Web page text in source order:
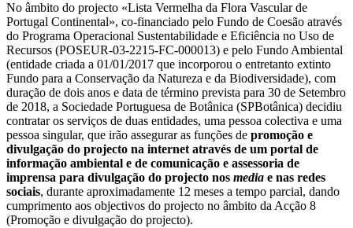
No âmbito do projecto «Lista Vermelha da Flora Vascular de
Portugal Continental», co-financiado pelo Fundo de Coesão através
do Programa Operacional Sustentabilidade e Eficiência no Uso de
Recursos (POSEUR-03-2215-FC-000013) e pelo Fundo Ambiental
(entidade criada a 01/01/2017 que incorporou o entretanto extinto
Fundo para a Conservação da Natureza e da Biodiversidade), com
duração de dois anos e data de término prevista para 30 de Setembro
de 2018, a Sociedade Portuguesa de Botânica (SPBotânica) decidiu
contratar os serviços de duas entidades, uma pessoa colectiva e uma
pessoa singular, que irão assegurar as funções de promoção e
divulgação do projecto na internet através de um portal de
informação ambiental e de comunicação e assessoria de
imprensa para divulgação do projecto nos media e nas redes
sociais, durante aproximadamente 12 meses a tempo parcial, dando
cumprimento aos objectivos do projecto no âmbito da Acção 8
(Promoção e divulgação do projecto).